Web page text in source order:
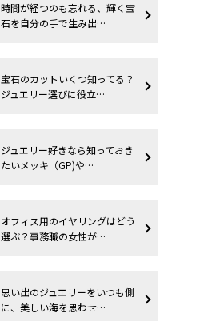
時間が経つのも忘れる、輝く宝
石を自分の手で生み出…
宝石のカットいくつ知ってる？
ジュエリー選びに役立…
ジュエリー好きなら知っておき
たいメッキ（GP)や…
オフィス用のイヤリングはどう
選ぶ？事務職の女性が…
思い出のジュエリーをいつも側
に、美しい海を思わせ…